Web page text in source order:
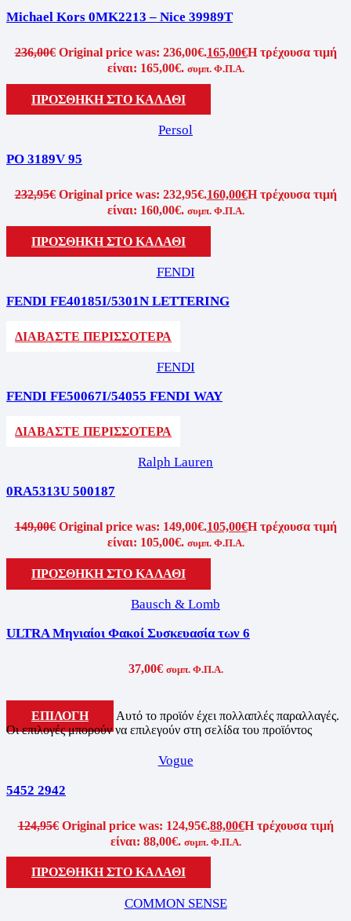
Michael Kors 0MK2213 – Nice 39989T
236,00€ Original price was: 236,00€.165,00€Η τρέχουσα τιμή
είναι: 165,00€. συμπ. Φ.Π.Α.
ΠΡΟΣΘΗΚΗ ΣΤΟ ΚΑΛΑΘΙ
Persol
PO 3189V 95
232,95€ Original price was: 232,95€.160,00€Η τρέχουσα τιμή
είναι: 160,00€. συμπ. Φ.Π.Α.
ΠΡΟΣΘΗΚΗ ΣΤΟ ΚΑΛΑΘΙ
FENDI
FENDI FE40185I/5301N LETTERING
ΔΙΑΒΑΣΤΕ ΠΕΡΙΣΣΟΤΕΡΑ
FENDI
FENDI FE50067I/54055 FENDI WAY
ΔΙΑΒΑΣΤΕ ΠΕΡΙΣΣΟΤΕΡΑ
Ralph Lauren
0RA5313U 500187
149,00€ Original price was: 149,00€.105,00€Η τρέχουσα τιμή
είναι: 105,00€. συμπ. Φ.Π.Α.
ΠΡΟΣΘΗΚΗ ΣΤΟ ΚΑΛΑΘΙ
Bausch & Lomb
ULTRA Μηνιαίοι Φακοί Συσκευασία των 6
37,00€ συμπ. Φ.Π.Α.
ΕΠΙΛΟΓΗ
Αυτό το προϊόν έχει πολλαπλές παραλλαγές.
Οι επιλογές μπορούν να επιλεγούν στη σελίδα του προϊόντος
Vogue
5452 2942
124,95€ Original price was: 124,95€.88,00€Η τρέχουσα τιμή
είναι: 88,00€. συμπ. Φ.Π.Α.
ΠΡΟΣΘΗΚΗ ΣΤΟ ΚΑΛΑΘΙ
COMMON SENSE